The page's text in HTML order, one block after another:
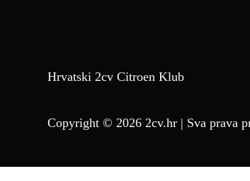
Hrvatski 2cv Citroen Klub
Copyright © 2026 2cv.hr | Sva prava